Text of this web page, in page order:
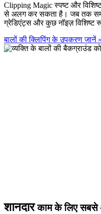
Clipping Magic स्पष्ट और
से अलग कर सकता है। जब तक
ग्रेडिएंट्स और कुछ नॉइज़ विशिष्ट
बालों की क्लिपिंग के उपकरण जानें »
शानदारकाम के लिए सबसे